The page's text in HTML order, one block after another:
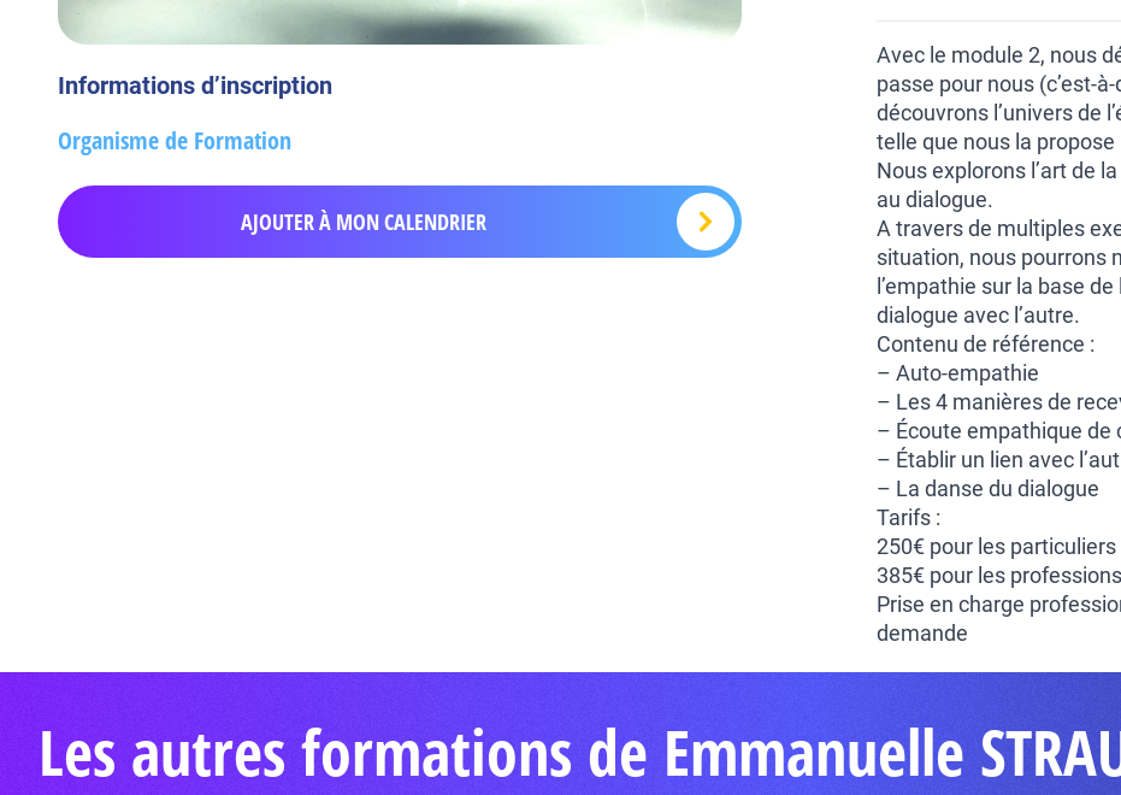
Informations d’inscription
Organisme de Formation
AJOUTER À MON CALENDRIER
Avec le module 2, nous
passe pour nous (c’est-
découvrons l’univers de
telle que nous la
Nous explorons l’art de
au dialogue.
A travers de multiples
situation, nous pourrons
l’empathie sur la base
dialogue avec l’autre.
Contenu de référence :
– Auto-empathie
– Les 4 manières de
– Écoute empathique de
– Établir un lien avec
– La danse du dialogue
Tarifs :
250€ pour les particuliers
385€ pour les
Prise en charge
demande
Les autres formations de Emmanuelle